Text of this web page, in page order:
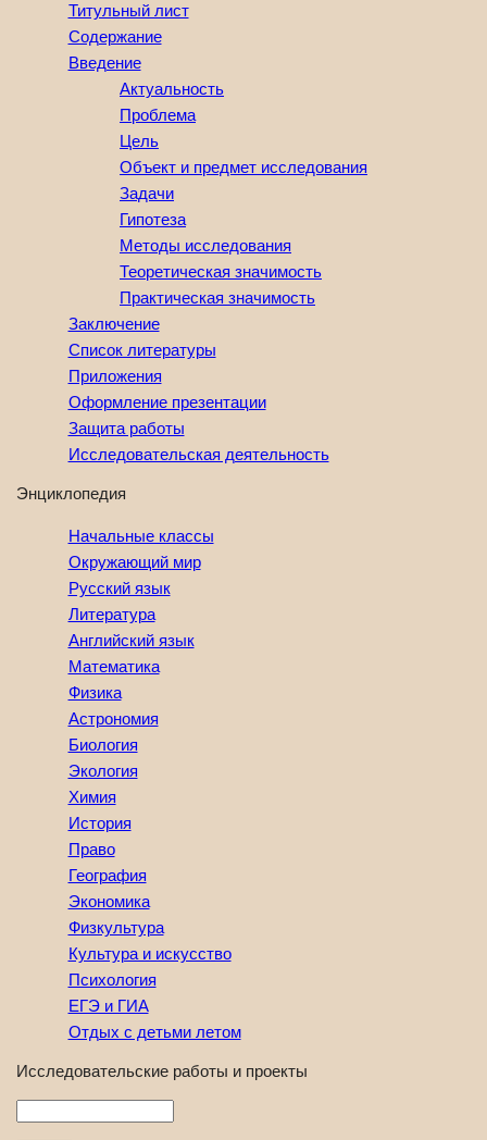
Титульный лист
Содержание
Введение
Актуальность
Проблема
Цель
Объект и предмет исследования
Задачи
Гипотеза
Методы исследования
Теоретическая значимость
Практическая значимость
Заключение
Список литературы
Приложения
Оформление презентации
Защита работы
Исследовательская деятельность
Энциклопедия
Начальные классы
Окружающий мир
Русский язык
Литература
Английский язык
Математика
Физика
Астрономия
Биология
Экология
Химия
История
Право
География
Экономика
Физкультура
Культура и искусство
Психология
ЕГЭ и ГИА
Отдых с детьми летом
Исследовательские работы и проекты